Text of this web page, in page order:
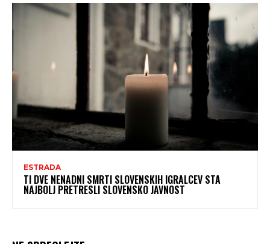
ESTRADA
TI DVE NENADNI SMRTI SLOVENSKIH IGRALCEV STA
NAJBOLJ PRETRESLI SLOVENSKO JAVNOST